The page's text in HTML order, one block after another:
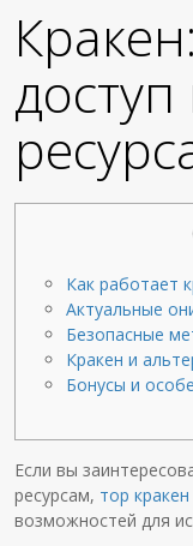
Как работает
Актуальные
Безопасные
Кракен и
Бонусы и
Если вы
ресурсам, тор
возможностей для